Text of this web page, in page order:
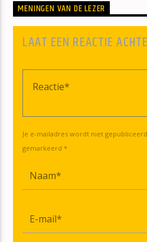
MENINGEN VAN DE LEZER
LAAT EEN REACTIE
Je e-mailadres wordt niet
gemarkeerd *